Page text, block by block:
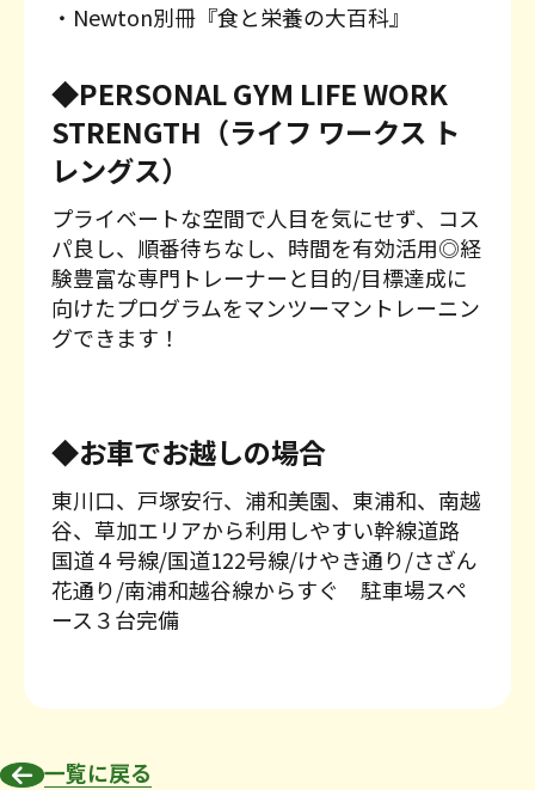
・Newton別冊『食と栄養の大百科』
◆PERSONAL GYM LIFE WORK
STRENGTH（ライフ ワークス ト
レングス）
プライベートな空間で人目を気にせず、コス
パ良し、順番待ちなし、時間を有効活用◎経
験豊富な専門トレーナーと目的/目標達成に
向けたプログラムをマンツーマントレーニン
グできます！
◆お車でお越しの場合
東川口、戸塚安行、浦和美園、東浦和、南越
谷、草加エリアから利用しやすい幹線道路
国道４号線/国道122号線/けやき通り/さざん
花通り/南浦和越谷線からすぐ 駐車場スペ
ース３台完備
一覧に戻る